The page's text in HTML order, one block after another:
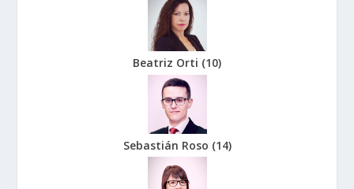
Beatriz Orti (10)
Sebastián Roso (14)